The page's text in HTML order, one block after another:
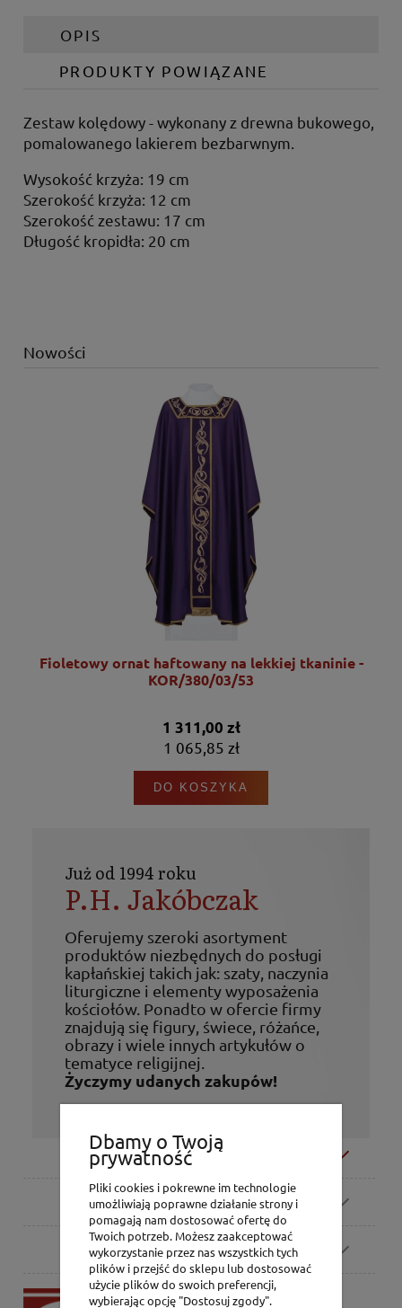
OPIS
PRODUKTY POWIĄZANE
Zestaw kolędowy - wykonany z drewna bukowego,
pomalowanego lakierem bezbarwnym.
Wysokość krzyża: 19 cm
Szerokość krzyża: 12 cm
Szerokość zestawu: 17 cm
Długość kropidła: 20 cm
Nowości
Fioletowy ornat haftowany na lekkiej tkaninie -
KOR/380/03/53
1 311,00 zł
1 065,85 zł
DO KOSZYKA
Już od 1994 roku
P.H. Jakóbczak
Oferujemy szeroki asortyment
produktów niezbędnych do posługi
kapłańskiej takich jak: szaty, naczynia
liturgiczne i elementy wyposażenia
kościołów. Ponadto w ofercie firmy
znajdują się figury, świece, różańce,
obrazy i wiele innych artykułów o
tematyce religijnej.
Życzymy udanych zakupów!
Moje konto
Zamówienia
Pomoc
P.H. Jakóbczak
Dbamy o Twoją
prywatność
Pliki cookies i pokrewne im technologie
umożliwiają poprawne działanie strony i
pomagają nam dostosować ofertę do
Twoich potrzeb. Możesz zaakceptować
wykorzystanie przez nas wszystkich tych
plików i przejść do sklepu lub dostosować
użycie plików do swoich preferencji,
wybierając opcję "Dostosuj zgody".